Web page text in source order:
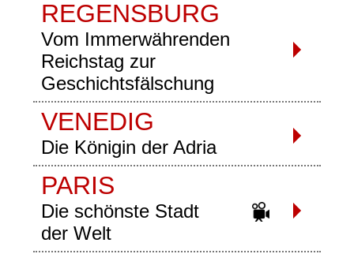
REGENSBURG
Vom Immerwährenden
Reichstag zur
Geschichtsfälschung
VENEDIG
Die Königin der Adria
PARIS
Die schönste Stadt
der Welt